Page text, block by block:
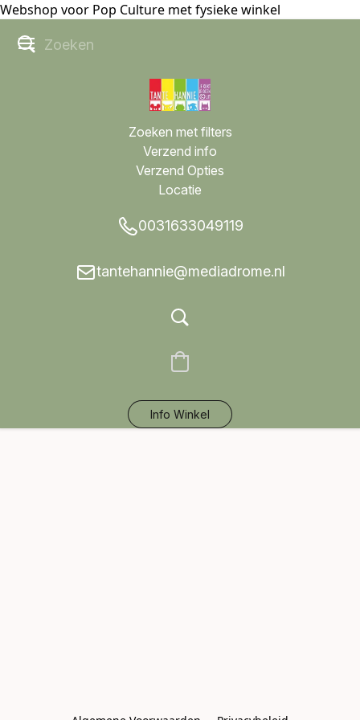
Webshop voor Pop Culture met fysieke winkel
Zoeken met filters
Verzend info
Verzend Opties
Locatie
0031633049119
tantehannie@mediadrome.nl
Info Winkel